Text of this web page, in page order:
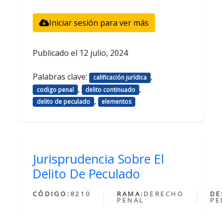
Iniciar sesión para ver más
Publicado el 12 julio, 2024
Palabras clave: calificación jurídica ,
codigo penal , delito continuado ,
delito de peculado , elementos
Jurisprudencia Sobre El
Delito De Peculado
CÓDIGO: 8210 RAMA: DERECHO
PENAL